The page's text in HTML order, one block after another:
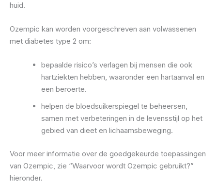
huid.
Ozempic kan worden voorgeschreven aan volwassenen
met diabetes type 2 om:
bepaalde risico’s verlagen bij mensen die ook
hartziekten hebben, waaronder een hartaanval en
een beroerte.
helpen de bloedsuikerspiegel te beheersen,
samen met verbeteringen in de levensstijl op het
gebied van dieet en lichaamsbeweging.
Voor meer informatie over de goedgekeurde toepassingen
van Ozempic, zie “Waarvoor wordt Ozempic gebruikt?”
hieronder.